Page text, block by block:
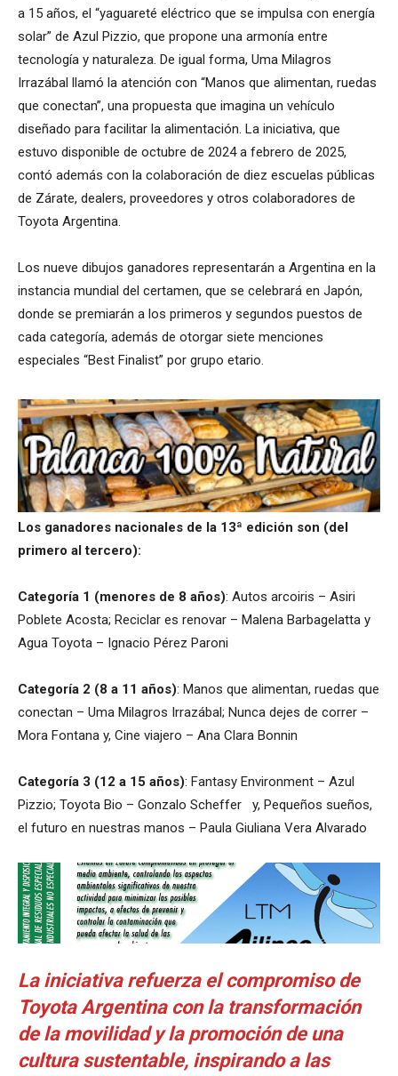
a 15 años, el “yaguareté eléctrico que se impulsa con energía
solar” de Azul Pizzio, que propone una armonía entre
tecnología y naturaleza. De igual forma, Uma Milagros
Irrazábal llamó la atención con “Manos que alimentan, ruedas
que conectan”, una propuesta que imagina un vehículo
diseñado para facilitar la alimentación. La iniciativa, que
estuvo disponible de octubre de 2024 a febrero de 2025,
contó además con la colaboración de diez escuelas públicas
de Zárate, dealers, proveedores y otros colaboradores de
Toyota Argentina.
Los nueve dibujos ganadores representarán a Argentina en la
instancia mundial del certamen, que se celebrará en Japón,
donde se premiarán a los primeros y segundos puestos de
cada categoría, además de otorgar siete menciones
especiales “Best Finalist” por grupo etario.
Los ganadores nacionales de la 13ª edición son (del
primero al tercero):
Categoría 1 (menores de 8 años): Autos arcoiris – Asiri
Poblete Acosta; Reciclar es renovar – Malena Barbagelatta y
Agua Toyota – Ignacio Pérez Paroni
Categoría 2 (8 a 11 años): Manos que alimentan, ruedas que
conectan – Uma Milagros Irrazábal; Nunca dejes de correr –
Mora Fontana y, Cine viajero – Ana Clara Bonnin
Categoría 3 (12 a 15 años): Fantasy Environment – Azul
Pizzio; Toyota Bio – Gonzalo Scheffer y, Pequeños sueños,
el futuro en nuestras manos – Paula Giuliana Vera Alvarado
La iniciativa refuerza el compromiso de
Toyota Argentina con la transformación
de la movilidad y la promoción de una
cultura sustentable, inspirando a las